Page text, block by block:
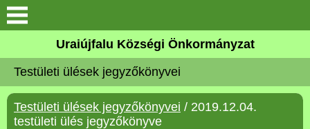
Köszöntő
Elérhetőségek
Uraiújfalu
Uraiújfalu Községi Önkormányzat
Testületi ülések jegyzőkönyvei
Testületi ülések jegyzőkönyvei / 2019.12.04.
testületi ülés jegyzőkönyve